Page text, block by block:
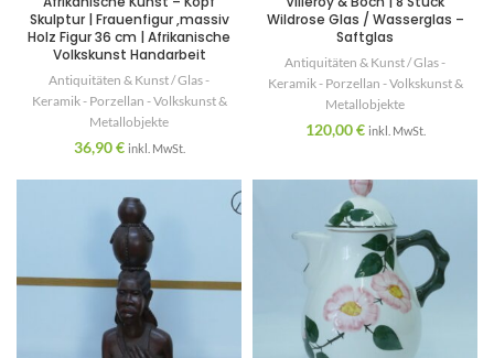
Skulptur | Frauenfigur ,massiv
Holz Figur 36 cm | Afrikanische
Volkskunst Handarbeit
Antiquitäten & Kunst / Glas -
Keramik - Porzellan - Volkskunst &
Metallobjekte
36,90€ inkl. MwSt.
Wildrose Glas / Wasserglas –
Saftglas
Antiquitäten & Kunst / Glas -
Keramik - Porzellan - Volkskunst &
Metallobjekte
120,00€ inkl. MwSt.